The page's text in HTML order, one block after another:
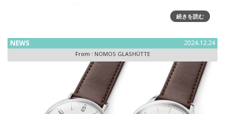
ブスポーツ ネオマティック 34」 が登場 ノモス グラスヒュッ
続きを読む
NEWS 2024.12.24
From : NOMOS GLASHÜTTE